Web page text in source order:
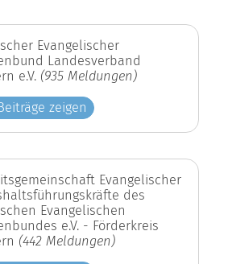
Evangelischer
Landesverband
e.V. (935 Meldungen)
zeigen
Evangelischer
des
Evangelischen
e.V. - Förderkreis
(442 Meldungen)